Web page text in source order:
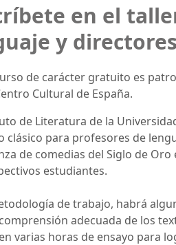
en el
y
de carácter gratuito es
Cultural de España.
de Literatura de la
clásico para profesores de
de comedias del Siglo de
estudiantes.
de trabajo, habrá
adecuada de los
varias horas de ensayo para